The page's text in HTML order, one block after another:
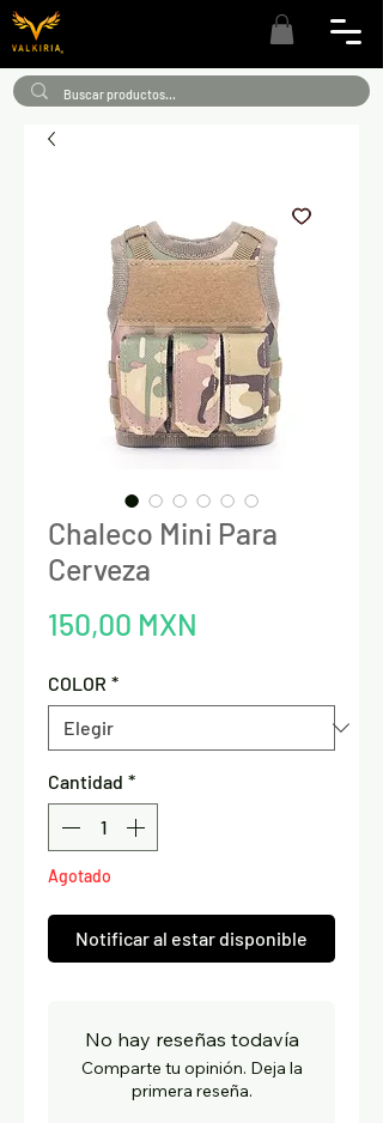
Chaleco Mini Para
Cerveza
150,00 MXN
COLOR *
Cantidad *
Agotado
Notificar al estar disponible
No hay reseñas todavía
Comparte tu opinión. Deja la
primera reseña.